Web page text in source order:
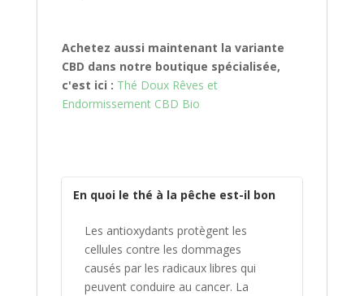
Achetez aussi maintenant la variante
CBD dans notre boutique spécialisée,
c'est ici : Thé Doux Rêves et
Endormissement CBD Bio
En quoi le thé à la pêche est-il bon
Les antioxydants protègent les
cellules contre les dommages
causés par les radicaux libres qui
peuvent conduire au cancer. La